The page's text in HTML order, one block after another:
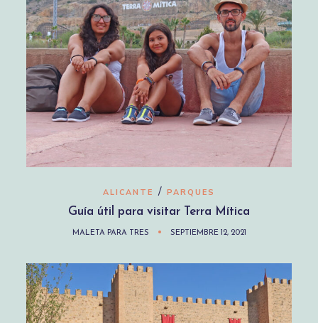
ALICANTE / PARQUES
Guía útil para visitar Terra Mítica
MALETA PARA TRES SEPTIEMBRE 12, 2021